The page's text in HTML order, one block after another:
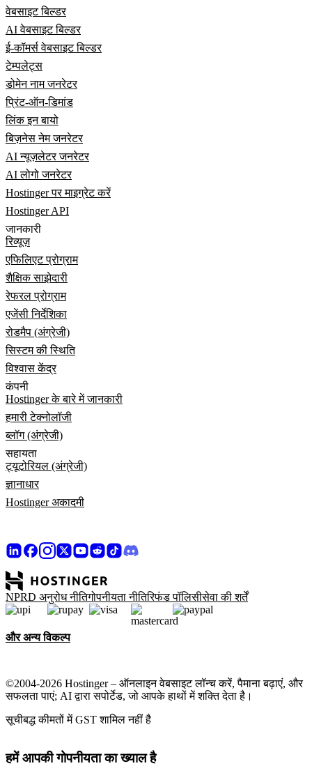
वेबसाइट बिल्डर
AI वेबसाइट बिल्डर
ई-कॉमर्स वेबसाइट बिल्डर
टेम्पलेट्स
डोमेन नाम जनरेटर
प्रिंट-ऑन-डिमांड
लिंक इन बायो
बिज़नेस नेम जनरेटर
AI न्यूज़लेटर जनरेटर
AI लोगो जनरेटर
Hostinger पर माइग्रेट करें
Hostinger API
जानकारी
रिव्यूज़
एफिलिएट प्रोग्राम
शैक्षिक साझेदारी
रेफरल प्रोग्राम
एजेंसी निर्देशिका
रोडमैप (अंग्रेजी)
सिस्टम की स्थिति
विश्वास केंद्र
कंपनी
Hostinger के बारे में जानकारी
हमारी टेक्नोलॉजी
ब्लॉग (अंग्रेजी)
सहायता
ट्यूटोरियल (अंग्रेजी)
ज्ञानाधार
Hostinger अकादमी
NPRD अनुरोध नीतिगोपनीयता नीतिरिफंड पॉलिसीसेवा की शर्तें
और अन्य विकल्प
©2004-2026 Hostinger – ऑनलाइन वेबसाइट लॉन्च करें, पैमाना बढ़ाएं, और
सफलता पाएं; AI द्वारा सपोर्टेड, जो आपके हाथों में शक्ति देता है।
सूचीबद्ध कीमतों में GST शामिल नहीं है
हमें आपकी गोपनीयता का ख्याल है